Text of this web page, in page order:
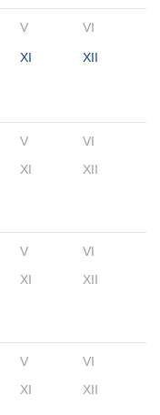
V VI
XI XII
V
VI
XI XII
V
VI
XI XII
V
VI
XI XII